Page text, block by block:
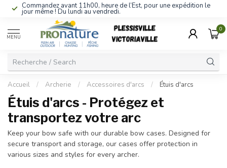
Commandez avant 11h00, heure de l’Est, pour une expédition le
jour même ! Du lundi au vendredi.
MENU
0
Accueil / Archerie / Accessoires d'arcs / Étuis d'arcs
Étuis d'arcs - Protégez et
transportez votre arc
Keep your bow safe with our durable bow cases. Designed for
secure transport and storage, our cases offer protection in
various sizes and styles for every archer.